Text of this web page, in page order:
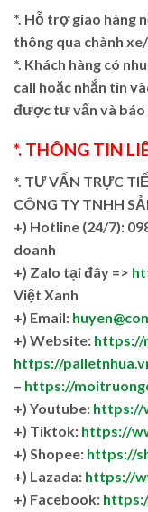
*. Hỗ trợ giao hàng
thông qua chành
*. Khách hàng có
call hoặc nhắn tin
được tư vấn và báo
*. THÔNG TIN
*. TƯ VẤN TRỰC
CÔNG TY TNHH
+) Hotline (24/7):
doanh
+) Zalo tại đây =>
Việt Xanh
+) Email:
+) Website: https://
https://
– https://
+) Youtube: https://
+) Tiktok: https://
+) Shopee: https://
+) Lazada: https://
+) Facebook: